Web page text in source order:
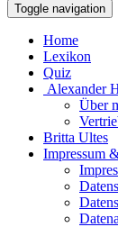
Toggle navigation
Home
Lexikon
Quiz
Alexander
Über
Britta Ultes
Impressum